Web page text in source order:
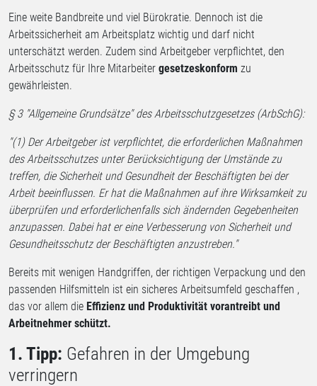
Eine weite Bandbreite und viel Bürokratie. Dennoch ist die
Arbeitssicherheit am Arbeitsplatz wichtig und darf nicht
unterschätzt werden. Zudem sind Arbeitgeber verpflichtet, den
Arbeitsschutz für Ihre Mitarbeiter gesetzeskonform zu
gewährleisten.
§ 3 "Allgemeine Grundsätze" des Arbeitsschutzgesetzes (ArbSchG):
"(1) Der Arbeitgeber ist verpflichtet, die erforderlichen Maßnahmen
des Arbeitsschutzes unter Berücksichtigung der Umstände zu
treffen, die Sicherheit und Gesundheit der Beschäftigten bei der
Arbeit beeinflussen. Er hat die Maßnahmen auf ihre Wirksamkeit zu
überprüfen und erforderlichenfalls sich ändernden Gegebenheiten
anzupassen. Dabei hat er eine Verbesserung von Sicherheit und
Gesundheitsschutz der Beschäftigten anzustreben."
Bereits mit wenigen Handgriffen, der richtigen Verpackung und den
passenden Hilfsmitteln ist ein sicheres Arbeitsumfeld geschaffen ,
das vor allem die Effizienz und Produktivität vorantreibt und
Arbeitnehmer schützt.
1. Tipp: Gefahren in der Umgebung
verringern